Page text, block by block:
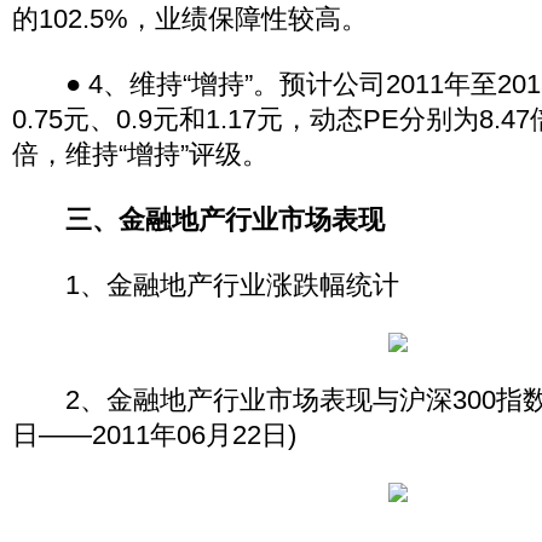
的102.5%，业绩保障性较高。
● 4、维持“增持”。预计公司2011年至
0.75元、0.9元和1.17元，动态PE分别为8.47
倍，维持“增持”评级。
三、金融地产行业市场表现
1、金融地产行业涨跌幅统计
2、金融地产行业市场表现与沪深300指
日——2011年06月22日)